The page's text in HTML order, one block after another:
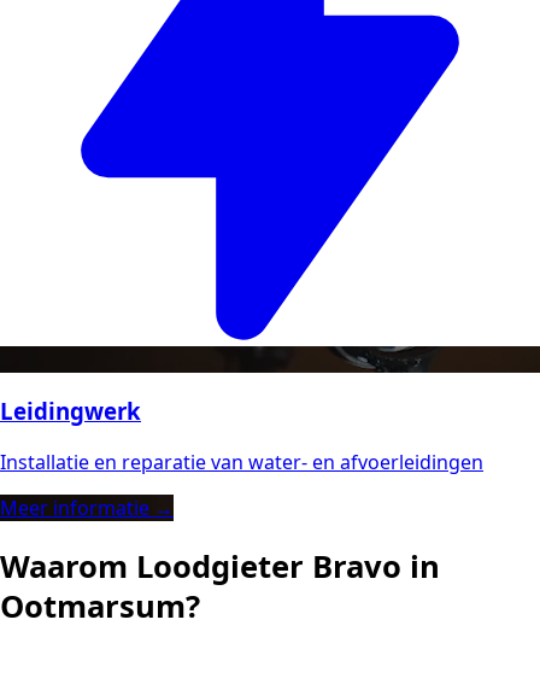
Leidingwerk
Installatie en reparatie van water- en afvoerleidingen
Meer informatie →
Waarom Loodgieter Bravo in
Ootmarsum?